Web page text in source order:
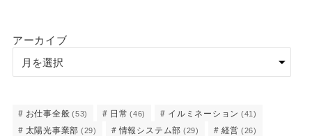
アーカイブ
お仕事全般 (53) 日常 (46) イルミネーション (41)
太陽光事業部 (29) 情報システム部 (29) 経営 (26)